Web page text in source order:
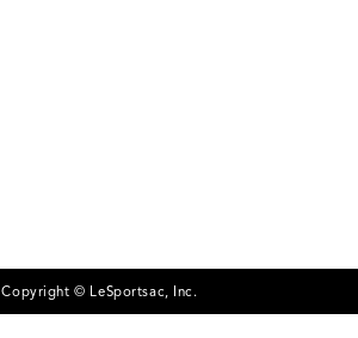
Copyright © LeSportsac, Inc.